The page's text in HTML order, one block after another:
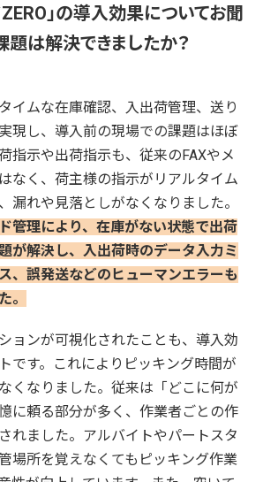
」の導入効果についてお聞
題は解決できましたか？
イムな在庫確認、入出荷管理、送り
現し、導入前の現場での課題はほぼ
指示や出荷指示も、従来のFAXやメ
なく、荷主様の指示がリアルタイム
漏れや見落としがなくなりました。
管理により、在庫がない状態で出荷
が解決し、入出荷時のデータ入力ミ
、誤発送などのヒューマンエラーも
。
ョンが可視化されたことも、導入効
です。これによりピッキング時間が
くなりました。従来は「どこに何が
に頼る部分が多く、作業者ごとの作
れました。アルバイトやパートスタ
場所を覚えなくてもピッキング作業